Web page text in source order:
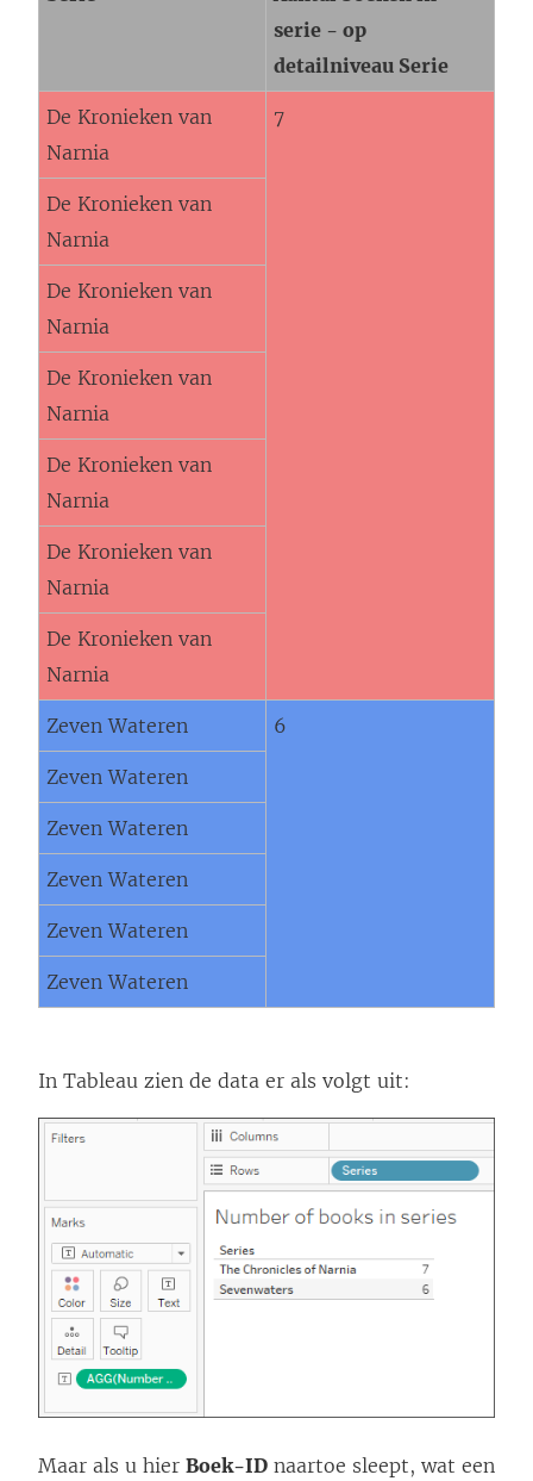
serie - op
detailniveau Serie
De Kronieken van
Narnia
7
De Kronieken van
Narnia
De Kronieken van
Narnia
De Kronieken van
Narnia
De Kronieken van
Narnia
De Kronieken van
Narnia
De Kronieken van
Narnia
Zeven Wateren 6
Zeven Wateren
Zeven Wateren
Zeven Wateren
Zeven Wateren
Zeven Wateren
In Tableau zien de data er als volgt uit:
Maar als u hier Boek-ID naartoe sleept, wat een